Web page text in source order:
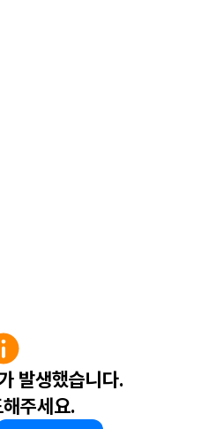
발생했습니다.
주세요.